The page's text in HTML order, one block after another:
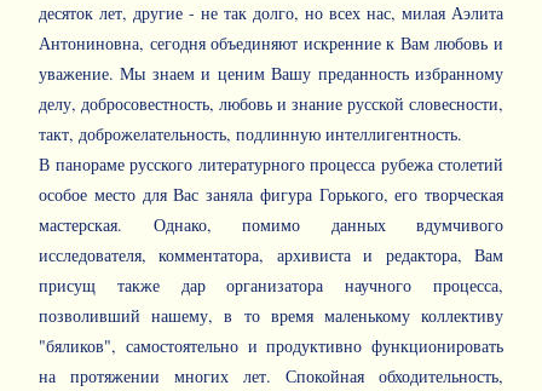
десяток лет, другие - не так долго, но всех нас, милая Аэлита
Антониновна, сегодня объединяют искренние к Вам любовь и
уважение. Мы знаем и ценим Вашу преданность избранному
делу, добросовестность, любовь и знание русской словесности,
такт, доброжелательность, подлинную интеллигентность.
В панораме русского литературного процесса рубежа столетий
особое место для Вас заняла фигура Горького, его творческая
мастерская. Однако, помимо данных вдумчивого
исследователя, комментатора, архивиста и редактора, Вам
присущ также дар организатора научного процесса,
позволивший нашему, в то время маленькому коллективу
"бяликов", самостоятельно и продуктивно функционировать
на протяжении многих лет. Спокойная обходительность,